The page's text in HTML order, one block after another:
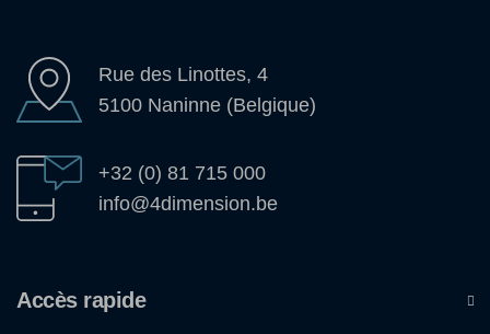
Rue des Linottes, 4
5100 Naninne (Belgique)
+32 (0) 81 715 000
info@4dimension.be
Accès rapide